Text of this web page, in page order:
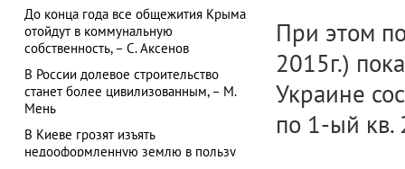
До конца года все общежития Крыма
отойдут в коммунальную
собственность, – С. Аксенов
В России долевое строительство
станет более цивилизованным, – М.
Мень
В Киеве грозят изъять
недооформленную землю в пользу
При этом
2015г.)
Украине
по 1-ый кв.